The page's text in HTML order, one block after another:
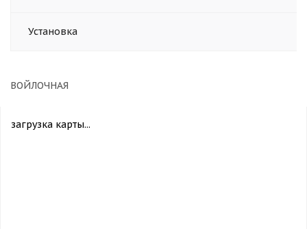
Установка
ВОЙЛОЧНАЯ
загрузка карты...